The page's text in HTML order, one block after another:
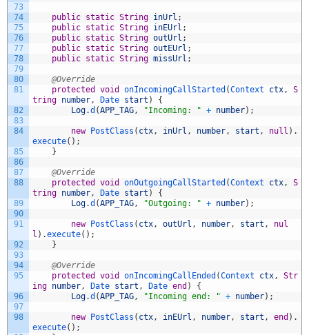
73
74
75
76
77
78
79
80
81
82
83
84
85
86
87
88
89
90
91
92
93
94
95
96
97
98
public static String inUrl ;
public static String inEUrl ;
public static String outUrl ;
public static String outEUrl ;
public static String missUrl ;
@Override
protected
void onIncomingCallStarted (Context ctx,
S
tring number, Date start )
{
Log.d (APP_TAG, "Incoming: " + number) ;
new PostClass ( ctx, inUrl , number, start , null ) .
execute( ) ;
}
@Override
protected
void onOutgoingCallStarted (Context ctx,
S
tring number, Date start )
{
Log.d (APP_TAG, "Outgoing: " + number) ;
new PostClass ( ctx, outUrl , number, start ,
nul
l ) .execute( ) ;
}
@Override
protected
void onIncomingCallEnded (Context ctx,
Str
ing number, Date start , Date end )
{
Log.d (APP_TAG, "Incoming end: " + number) ;
new PostClass ( ctx, inEUrl , number, start , end ) .
execute( ) ;